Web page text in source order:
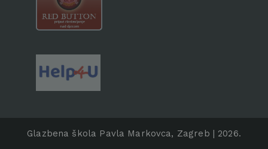
Glazbena škola Pavla Markovca, Zagreb | 2026.